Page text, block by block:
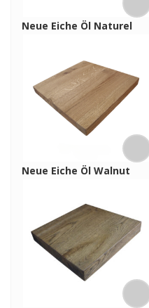
Neue Eiche Öl Naturel
Neue Eiche Öl Walnut